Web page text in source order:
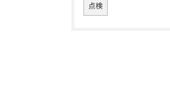
点検